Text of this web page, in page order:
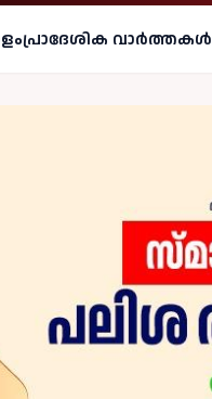
പ്രാദേശിക വാര്‍ത്തകള്‍